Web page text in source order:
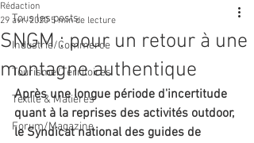
Tous les posts
Industrie/Commerce
Tourisme/Territoires
Textile & Matières
Forum/Magazine
SNGM : pour un retour à une
montagne authentique
Rédaction
29 avr. 2020 5 min de lecture
Après une longue période d'incertitude
quant à la reprises des activités outdoor,
le Syndicat national des guides de